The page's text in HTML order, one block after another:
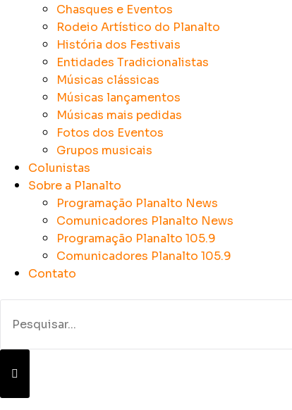
Chasques e Eventos
Rodeio Artístico do Planalto
História dos Festivais
Entidades Tradicionalistas
Músicas clássicas
Músicas lançamentos
Músicas mais pedidas
Fotos dos Eventos
Grupos musicais
Colunistas
Sobre a Planalto
Programação Planalto News
Comunicadores Planalto News
Programação Planalto 105.9
Comunicadores Planalto 105.9
Contato